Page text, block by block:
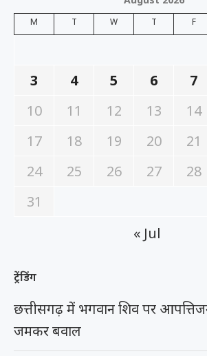
M T W T F
3
4 5 6 7
10
11 12 13 14
17
18 19 20 21
24
25 26 27 28
31
« Jul
ट्रेंडिंग
छत्तीसगढ़ में भगवान शिव पर
जमकर बवाल